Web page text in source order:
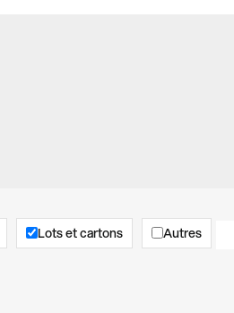
Lots et cartons Autres